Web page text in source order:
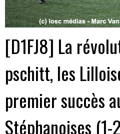
[D1FJ8] La
pschitt, les
premier succès
Stéphanoises (1-